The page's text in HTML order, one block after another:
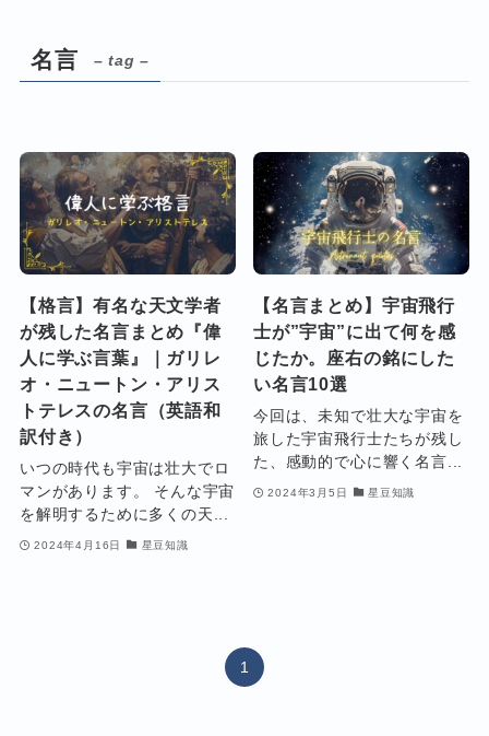
名言 – tag –
【格言】有名な天文学者
が残した名言まとめ『偉
人に学ぶ言葉』｜ガリレ
オ・ニュートン・アリス
トテレスの名言（英語和
訳付き）
いつの時代も宇宙は壮大でロ
マンがあります。 そんな宇宙
を解明するために多くの天...
2024年4月16日 星豆知識
【名言まとめ】宇宙飛行
士が”宇宙”に出て何を感
じたか。座右の銘にした
い名言10選
今回は、未知で壮大な宇宙を
旅した宇宙飛行士たちが残し
た、感動的で心に響く名言...
2024年3月5日 星豆知識
1